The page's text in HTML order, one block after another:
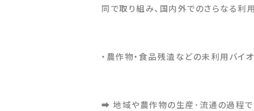
同で取り組み、国内外でのさらなる利
・農作物・食品残渣などの未利用バイ
➡ 地域や農作物の生産･流通の過程で